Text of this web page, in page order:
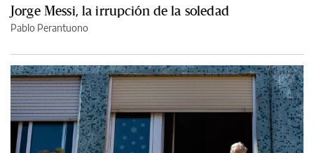
Jorge Messi, la irrupción de la soledad
Pablo Perantuono